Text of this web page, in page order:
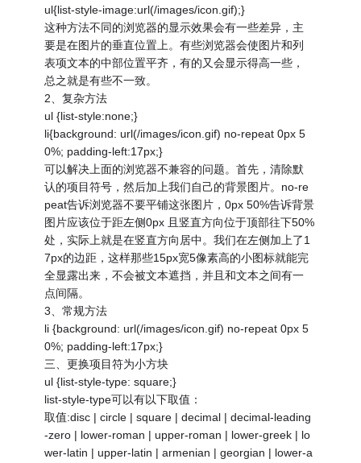
ul{list-style-image:url(/images/icon.gif);}
这种方法不同的浏览器的显示效果会有一些差异，主
要是在图片的垂直位置上。有些浏览器会使图片和列
表项文本的中部位置平齐，有的又会显示得高一些，
总之就是有些不一致。
2、复杂方法
ul {list-style:none;}
li{background: url(/images/icon.gif) no-repeat 0px 5
0%; padding-left:17px;}
可以解决上面的浏览器不兼容的问题。首先，清除默
认的项目符号，然后加上我们自己的背景图片。no-re
peat告诉浏览器不要平铺这张图片，0px 50%告诉背景
图片应该位于距左侧0px 且竖直方向位于顶部往下50%
处，实际上就是在竖直方向居中。我们在左侧加上了1
7px的边距，这样那些15px宽5像素高的小图标就能完
全显露出来，不会被文本遮挡，并且和文本之间有一
点间隔。
3、常规方法
li {background: url(/images/icon.gif) no-repeat 0px 5
0%; padding-left:17px;}
三、更换项目符为小方块
ul {list-style-type: square;}
list-style-type可以有以下取值：
取值:disc | circle | square | decimal | decimal-leading
-zero | lower-roman | upper-roman | lower-greek | lo
wer-latin | upper-latin | armenian | georgian | lower-a